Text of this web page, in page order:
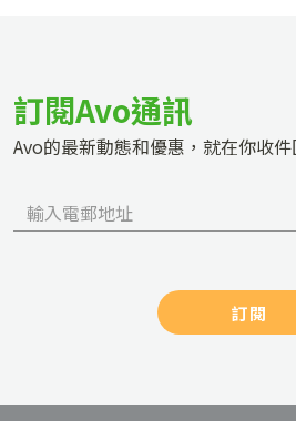
訂閱Avo通訊
Avo的最新動態和優惠，就在你收件
訂閱